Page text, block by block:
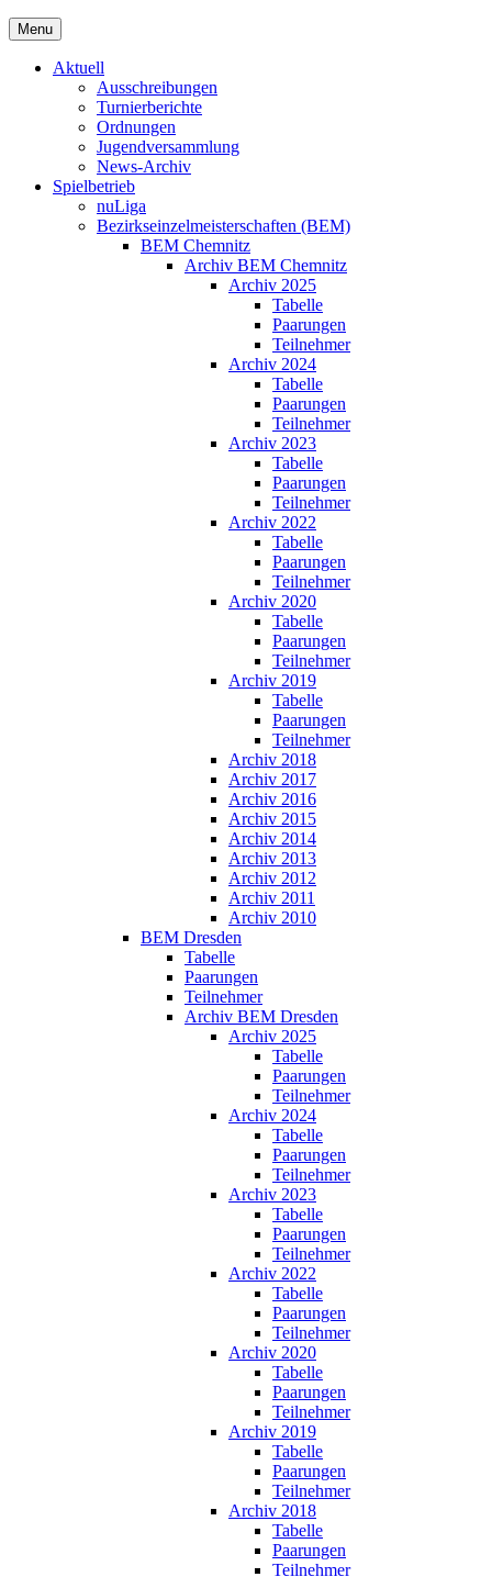
Menu
Aktuell
Ausschreibungen
Turnierberichte
Ordnungen
Jugendversammlung
News-Archiv
Spielbetrieb
nuLiga
Bezirkseinzelmeisterschaften (BEM)
BEM Chemnitz
Archiv BEM Chemnitz
Archiv 2025
Tabelle
Paarungen
Teilnehmer
Archiv 2024
Tabelle
Paarungen
Teilnehmer
Archiv 2023
Tabelle
Paarungen
Teilnehmer
Archiv 2022
Tabelle
Paarungen
Teilnehmer
Archiv 2020
Tabelle
Paarungen
Teilnehmer
Archiv 2019
Tabelle
Paarungen
Teilnehmer
Archiv 2018
Archiv 2017
Archiv 2016
Archiv 2015
Archiv 2014
Archiv 2013
Archiv 2012
Archiv 2011
Archiv 2010
BEM Dresden
Tabelle
Paarungen
Teilnehmer
Archiv BEM Dresden
Archiv 2025
Tabelle
Paarungen
Teilnehmer
Archiv 2024
Tabelle
Paarungen
Teilnehmer
Archiv 2023
Tabelle
Paarungen
Teilnehmer
Archiv 2022
Tabelle
Paarungen
Teilnehmer
Archiv 2020
Tabelle
Paarungen
Teilnehmer
Archiv 2019
Tabelle
Paarungen
Teilnehmer
Archiv 2018
Tabelle
Paarungen
Teilnehmer